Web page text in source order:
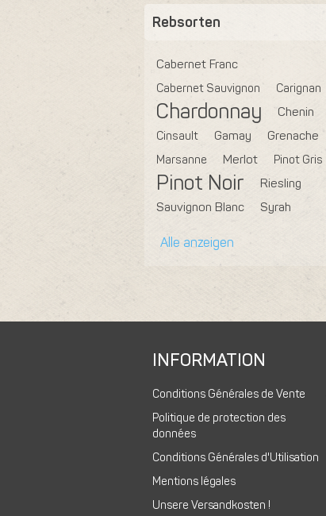
Rebsorten
Cabernet Franc
Cabernet Sauvignon
Carignan
Chardonnay
Chenin
Cinsault
Gamay
Grenache
Marsanne
Merlot Pinot Gris
Pinot Noir
Riesling
Sauvignon Blanc
Syrah
Alle anzeigen
INFORMATION
Conditions Générales de Vente
Politique de protection des
données
Conditions Générales d'Utilisation
Mentions légales
Unsere Versandkosten !